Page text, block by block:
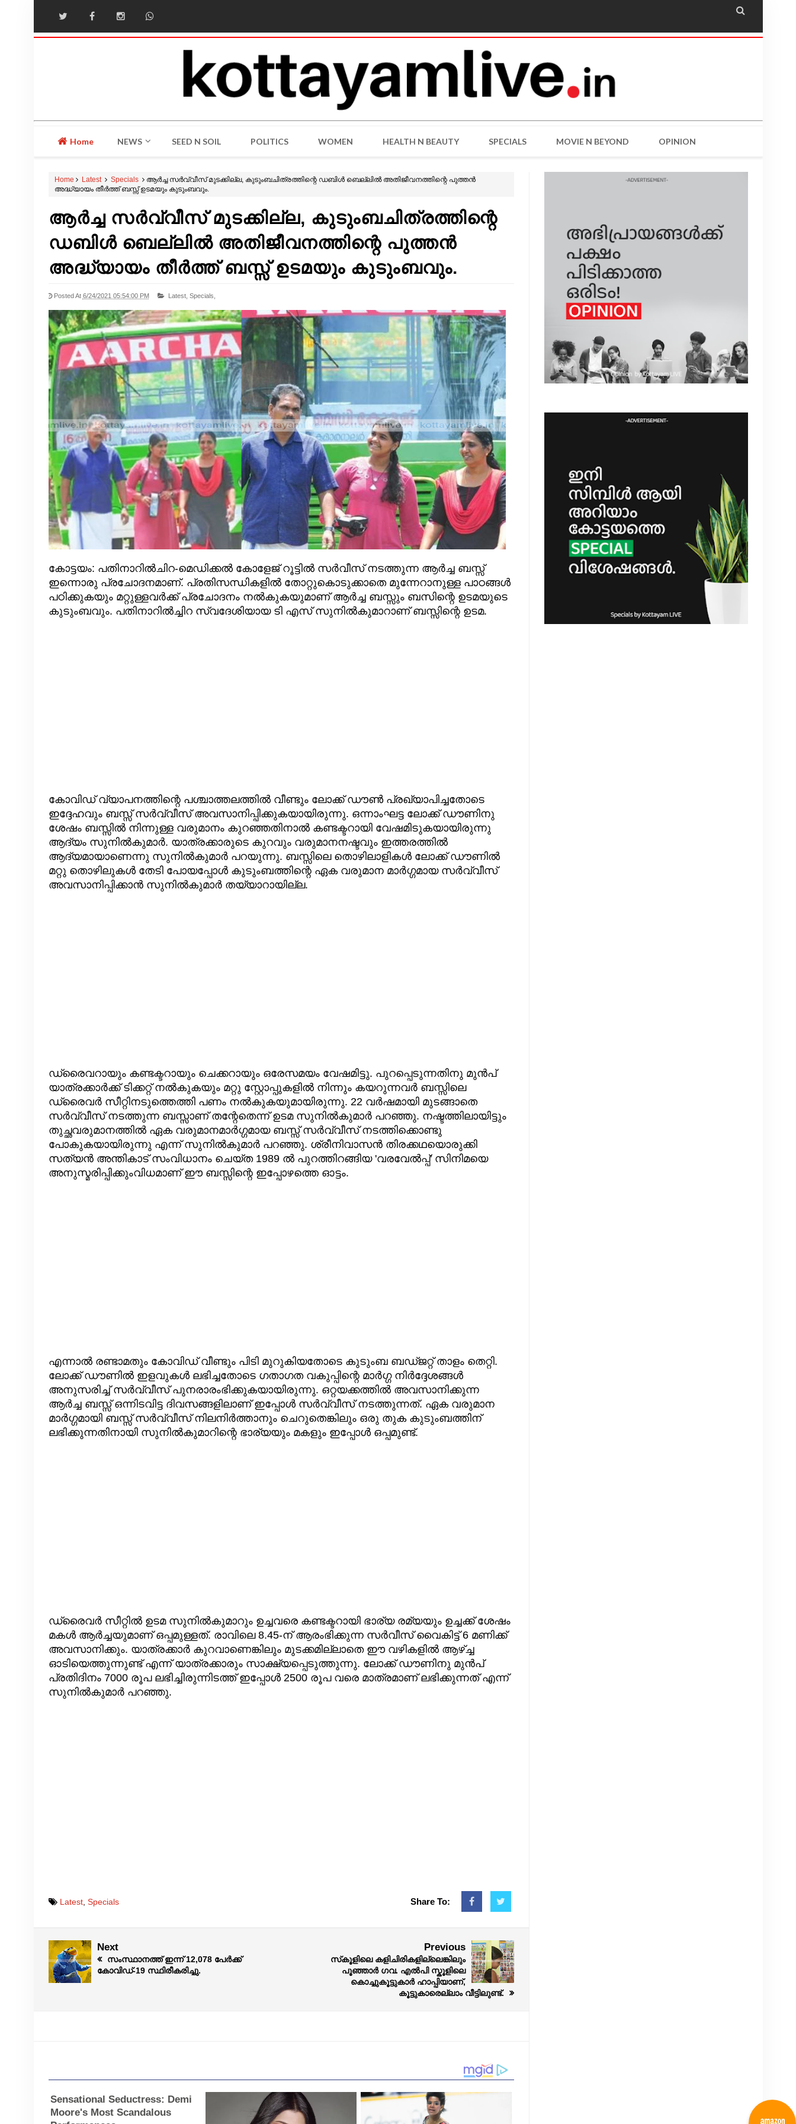

Home NEWS SEED N SOIL POLITICS WOMEN HEALTH N BEAUTY SPECIALS MOVIE N BEYOND OPINION
Home Latest Specials
ആർച്ച സർവ്വീസ് മുടക്കില്ല, കുടുംബചിത്രത്തിന്റെ ഡബിൾ ബെല്ലിൽ അതിജീവനത്തിന്റെ പുത്തൻ
അദ്ധ്യായം തീർത്ത് ബസ്സ് ഉടമയും കുടുംബവും.
ആർച്ച സർവ്വീസ് മുടക്കില്ല, കുടുംബചിത്രത്തിന്റെ
ഡബിൾ ബെല്ലിൽ അതിജീവനത്തിന്റെ പുത്തൻ
അദ്ധ്യായം തീർത്ത് ബസ്സ് ഉടമയും കുടുംബവും.
Posted At 6/24/2021 05:54:00 PM Latest, Specials,
കോട്ടയം: പതിനാറിൽചിറ-മെഡിക്കൽ കോളേജ് റൂട്ടിൽ സർവീസ് നടത്തുന്ന ആർച്ച ബസ്സ്
ഇന്നൊരു പ്രചോദനമാണ്. പ്രതിസന്ധികളിൽ തോറ്റുകൊടുക്കാതെ മുന്നേറാനുള്ള പാഠങ്ങൾ
പഠിക്കുകയും മറ്റുള്ളവർക്ക് പ്രചോദനം നൽകുകയുമാണ് ആർച്ച ബസ്സും ബസിന്റെ ഉടമയുടെ
കുടുംബവും. പതിനാറിൽച്ചിറ സ്വദേശിയായ ടി എസ് സുനിൽകുമാറാണ് ബസ്സിന്റെ ഉടമ.
കോവിഡ് വ്യാപനത്തിന്റെ പശ്ചാത്തലത്തിൽ വീണ്ടും ലോക്ക് ഡൗൺ പ്രഖ്യാപിച്ചതോടെ
ഇദ്ദേഹവും ബസ്സ് സർവ്വീസ് അവസാനിപ്പിക്കുകയായിരുന്നു. ഒന്നാംഘട്ട ലോക്ക് ഡൗണിനു
ശേഷം ബസ്സിൽ നിന്നുള്ള വരുമാനം കുറഞ്ഞതിനാൽ കണ്ടക്ടറായി വേഷമിടുകയായിരുന്നു
ആദ്യം സുനിൽകുമാർ. യാത്രക്കാരുടെ കുറവും വരുമാനനഷ്ടവും ഇത്തരത്തിൽ
ആദ്യമായാണെന്നു സുനിൽകുമാർ പറയുന്നു. ബസ്സിലെ തൊഴിലാളികൾ ലോക്ക് ഡൗണിൽ
മറ്റു തൊഴിലുകൾ തേടി പോയപ്പോൾ കുടുംബത്തിന്റെ ഏക വരുമാന മാർഗ്ഗമായ സർവ്വീസ്
അവസാനിപ്പിക്കാൻ സുനിൽകുമാർ തയ്യാറായില്ല.
ഡ്രൈവറായും കണ്ടക്ടറായും ചെക്കറായും ഒരേസമയം വേഷമിട്ടു. പുറപ്പെടുന്നതിനു മുൻപ്
യാത്രക്കാർക്ക് ടിക്കറ്റ് നൽകുകയും മറ്റു സ്റ്റോപ്പുകളിൽ നിന്നും കയറുന്നവർ ബസ്സിലെ
ഡ്രൈവർ സീറ്റിനടുത്തെത്തി പണം നൽകുകയുമായിരുന്നു. 22 വർഷമായി മുടങ്ങാതെ
സർവ്വീസ് നടത്തുന്ന ബസ്സാണ് തന്റേതെന്ന് ഉടമ സുനിൽകുമാർ പറഞ്ഞു. നഷ്ടത്തിലായിട്ടും
തുച്ഛവരുമാനത്തിൽ ഏക വരുമാനമാർഗ്ഗമായ ബസ്സ് സർവ്വീസ് നടത്തിക്കൊണ്ടു
പോകുകയായിരുന്നു എന്ന് സുനിൽകുമാർ പറഞ്ഞു. ശ്രീനിവാസൻ തിരക്കഥയൊരുക്കി
സത്യൻ അന്തികാട് സംവിധാനം ചെയ്ത 1989 ൽ പുറത്തിറങ്ങിയ 'വരവേൽപ്പ്' സിനിമയെ
അനുസ്മരിപ്പിക്കുംവിധമാണ് ഈ ബസ്സിന്റെ ഇപ്പോഴത്തെ ഓട്ടം.
എന്നാൽ രണ്ടാമതും കോവിഡ് വീണ്ടും പിടി മുറുകിയതോടെ കുടുംബ ബഡ്‌ജറ്റ്‌ താളം തെറ്റി.
ലോക്ക് ഡൗണിൽ ഇളവുകൾ ലഭിച്ചതോടെ ഗതാഗത വകുപ്പിന്റെ മാർഗ്ഗ നിർദ്ദേശങ്ങൾ
അനുസരിച്ച് സർവ്വീസ് പുനരാരംഭിക്കുകയായിരുന്നു. ഒറ്റയക്കത്തിൽ അവസാനിക്കുന്ന
ആർച്ച ബസ്സ് ഒന്നിടവിട്ട ദിവസങ്ങളിലാണ് ഇപ്പോൾ സർവ്വീസ് നടത്തുന്നത്. ഏക വരുമാന
മാർഗ്ഗമായി ബസ്സ് സർവ്വീസ് നിലനിർത്താനും ചെറുതെങ്കിലും ഒരു തുക കുടുംബത്തിന്
ലഭിക്കുന്നതിനായി സുനിൽകുമാറിന്റെ ഭാര്യയും മകളും ഇപ്പോൾ ഒപ്പമുണ്ട്.
ഡ്രൈവർ സീറ്റിൽ ഉടമ സുനിൽകുമാറും ഉച്ചവരെ കണ്ടക്ടറായി ഭാര്യ രമ്യയും ഉച്ചക്ക് ശേഷം
മകൾ ആർച്ചയുമാണ് ഒപ്പമുള്ളത്. രാവിലെ 8.45-ന് ആരംഭിക്കുന്ന സർവീസ് വൈകിട്ട് 6 മണിക്ക്
അവസാനിക്കും. യാത്രക്കാർ കുറവാണെങ്കിലും മുടക്കമില്ലാതെ ഈ വഴികളിൽ ആഴ്ച്ച
ഓടിയെത്തുന്നുണ്ട് എന്ന് യാത്രക്കാരും സാക്ഷ്യപ്പെടുത്തുന്നു. ലോക്ക് ഡൗണിനു മുൻപ്
പ്രതിദിനം 7000 രൂപ ലഭിച്ചിരുന്നിടത്ത് ഇപ്പോൾ 2500 രൂപ വരെ മാത്രമാണ് ലഭിക്കുന്നത് എന്ന്
സുനിൽകുമാർ പറഞ്ഞു.
Latest, Specials Share To:
Next
സംസ്ഥാനത്ത് ഇന്ന് 12,078 പേര്‍ക്ക്
കോവിഡ്-19 സ്ഥിരീകരിച്ചു.
Previous
സ്‌കൂളിലെ കളിചിരികളില്ലെങ്കിലും
പൂഞ്ഞാർ ഗവ. എൽപി സ്കൂളിലെ
കൊച്ചുകൂട്ടുകാർ ഹാപ്പിയാണ്,
കൂട്ടുകാരെല്ലാം വീട്ടിലുണ്ട്.